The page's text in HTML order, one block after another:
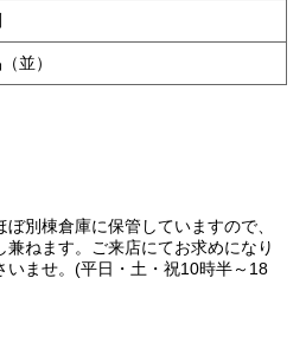
並）
別棟倉庫に保管していますので、
ねます。ご来店にてお求めになり
いませ。(平日・土・祝10時半～18